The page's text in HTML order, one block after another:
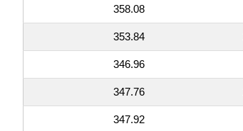
358.08
353.84
346.96
347.76
347.92